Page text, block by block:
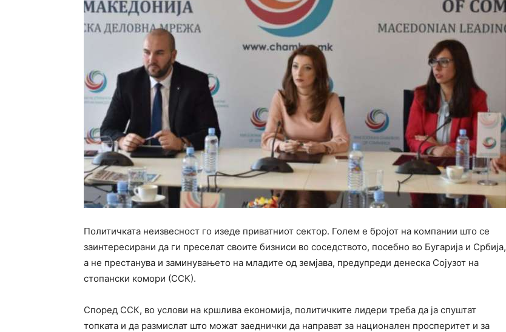
Политичката неизвесност го изеде приватниот сектор. Голем е бројот на компании што се
заинтересирани да ги преселат своите бизниси во соседството, посебно во Бугарија и Србија,
а не престанува и заминувањето на младите од земјава, предупреди денеска Сојузот на
стопански комори (ССК).
Според ССК, во услови на кршлива економија, политичките лидери треба да ја спуштат
топката и да размислат што можат заеднички да направат за национален просперитет и за